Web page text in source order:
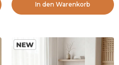
In den Warenkorb